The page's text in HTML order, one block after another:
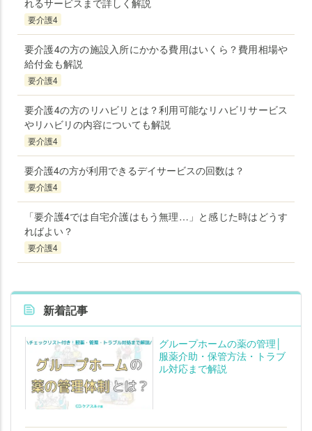
れるサービスまで詳しく解説
要介護4
要介護4の方の施設入所にかかる費用はいくら？費用相場や
給付金も解説
要介護4
要介護4の方のリハビリとは？利用可能なリハビリサービス
やリハビリの内容についても解説
要介護4
要介護4の方が利用できるデイサービスの回数は？
要介護4
「要介護4では自宅介護はもう無理…」と感じた時はどうす
ればよい？
要介護4
新着記事
グループホームの薬の管理│
服薬介助・保管方法・トラブ
ル対応まで解説